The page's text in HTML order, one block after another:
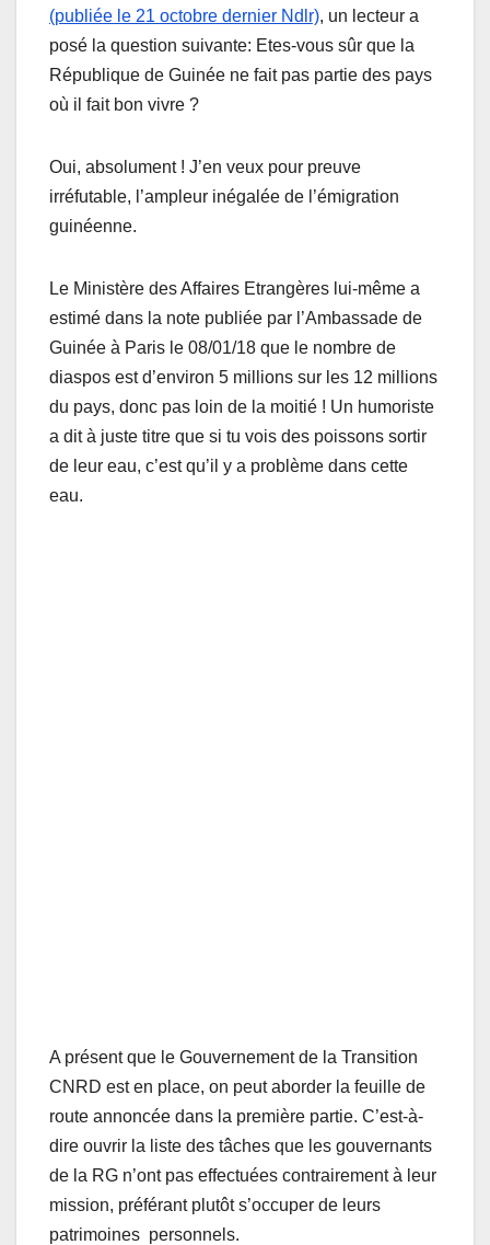
(publiée le 21 octobre dernier Ndlr), un lecteur a
posé la question suivante: Etes-vous sûr que la
République de Guinée ne fait pas partie des pays
où il fait bon vivre ?
Oui, absolument ! J’en veux pour preuve
irréfutable, l’ampleur inégalée de l’émigration
guinéenne.
Le Ministère des Affaires Etrangères lui-même a
estimé dans la note publiée par l’Ambassade de
Guinée à Paris le 08/01/18 que le nombre de
diaspos est d’environ 5 millions sur les 12 millions
du pays, donc pas loin de la moitié ! Un humoriste
a dit à juste titre que si tu vois des poissons sortir
de leur eau, c’est qu’il y a problème dans cette
eau.
A présent que le Gouvernement de la Transition
CNRD est en place, on peut aborder la feuille de
route annoncée dans la première partie. C’est-à-
dire ouvrir la liste des tâches que les gouvernants
de la RG n’ont pas effectuées contrairement à leur
mission, préférant plutôt s’occuper de leurs
patrimoines personnels.